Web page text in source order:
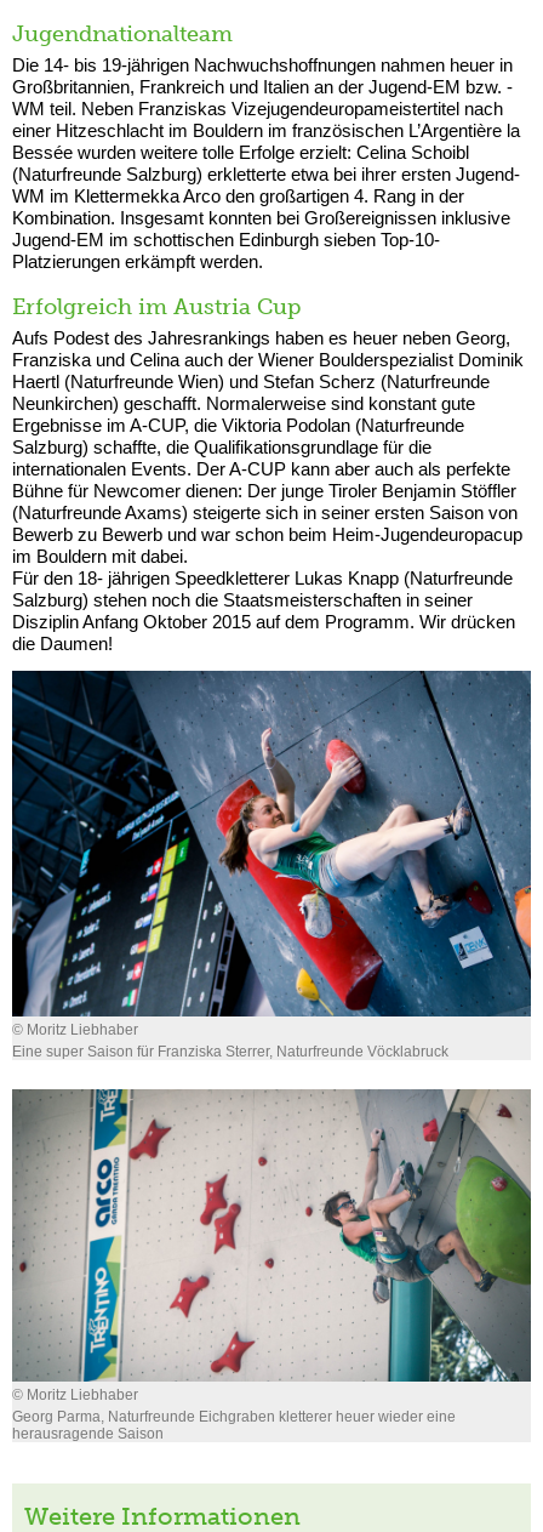
Jugendnationalteam
Die 14- bis 19-jährigen Nachwuchshoffnungen nahmen heuer in
Großbritannien, Frankreich und Italien an der Jugend-EM bzw. -
WM teil. Neben Franziskas Vizejugendeuropameistertitel nach
einer Hitzeschlacht im Bouldern im französischen L’Argentière la
Bessée wurden weitere tolle Erfolge erzielt: Celina Schoibl
(Naturfreunde Salzburg) erkletterte etwa bei ihrer ersten Jugend-
WM im Klettermekka Arco den großartigen 4. Rang in der
Kombination. Insgesamt konnten bei Großereignissen inklusive
Jugend-EM im schottischen Edinburgh sieben Top-10-
Platzierungen erkämpft werden.
Erfolgreich im Austria Cup
Aufs Podest des Jahresrankings haben es heuer neben Georg,
Franziska und Celina auch der Wiener Boulderspezialist Dominik
Haertl (Naturfreunde Wien) und Stefan Scherz (Naturfreunde
Neunkirchen) geschafft. Normalerweise sind konstant gute
Ergebnisse im A-CUP, die Viktoria Podolan (Naturfreunde
Salzburg) schaffte, die Qualifikationsgrundlage für die
internationalen Events. Der A-CUP kann aber auch als perfekte
Bühne für Newcomer dienen: Der junge Tiroler Benjamin Stöffler
(Naturfreunde Axams) steigerte sich in seiner ersten Saison von
Bewerb zu Bewerb und war schon beim Heim-Jugendeuropacup
im Bouldern mit dabei.
Für den 18- jährigen Speedkletterer Lukas Knapp (Naturfreunde
Salzburg) stehen noch die Staatsmeisterschaften in seiner
Disziplin Anfang Oktober 2015 auf dem Programm. Wir drücken
die Daumen!
© Moritz Liebhaber
Eine super Saison für Franziska Sterrer, Naturfreunde Vöcklabruck
© Moritz Liebhaber
Georg Parma, Naturfreunde Eichgraben kletterer heuer wieder eine
herausragende Saison
Weitere Informationen